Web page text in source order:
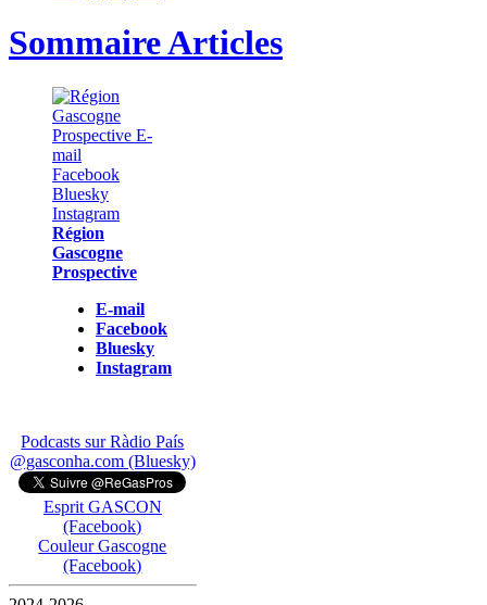
Sommaire Articles
Région
Gascogne
Prospective
E-mail
Facebook
Bluesky
Instagram
Podcasts sur Ràdio País
@gasconha.com (Bluesky)
Esprit GASCON
(Facebook)
Couleur Gascogne
(Facebook)